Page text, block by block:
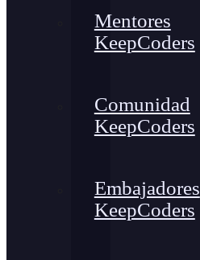
Mentores
KeepCoders
Comunidad
KeepCoders
Embajadores
KeepCoders